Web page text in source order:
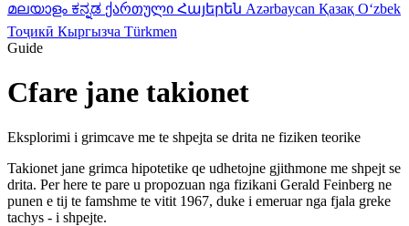
മലയാളം ಕನ್ನಡ ქართული Հայերեն Azərbaycan Қазақ Oʻzbek
Тоҷикӣ Кыргызча Türkmen
Guide
Cfare jane takionet
Eksplorimi i grimcave me te shpejta se drita ne fiziken teorike
Takionet jane grimca hipotetike qe udhetojne gjithmone me shpejt se
drita. Per here te pare u propozuan nga fizikani Gerald Feinberg ne
punen e tij te famshme te vitit 1967, duke i emeruar nga fjala greke
tachys - i shpejte.